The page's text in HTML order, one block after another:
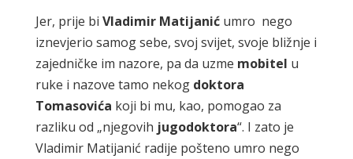
Jer, prije bi Vladimir Matijanićumro nego
iznevjerio samog sebe, svoj svijet, svoje bližnje i
zajedničke im nazore, pa da uzme mobitel u
ruke i nazove tamo nekog doktora
Tomasovića koji bi mu, kao, pomogao za
razliku od „njegovih jugodoktora“. I zato je
Vladimir Matijanić radije pošteno umro nego